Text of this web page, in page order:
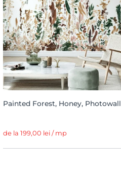
Painted Forest, Honey, Photowall
de la 199,00 lei / mp